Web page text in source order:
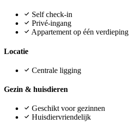
Self check-in
Privé-ingang
Appartement op één verdieping
Locatie
Centrale ligging
Gezin & huisdieren
Geschikt voor gezinnen
Huisdiervriendelijk